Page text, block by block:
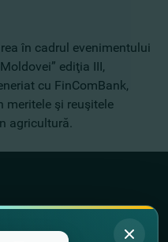
în cadrul evenimentului
ediţia III,
cu FinComBank,
meritele şi reuşitele
agricultură.